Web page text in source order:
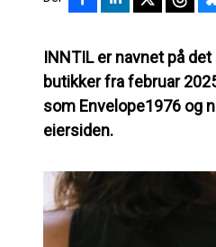
INNTIL er navnet på
butikker fra februar
som Envelope1976 og
eiersiden.